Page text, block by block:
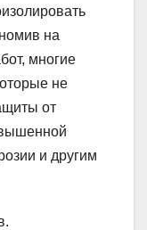
на
многие
не
от
и другим